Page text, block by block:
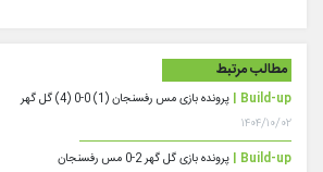
مطالب مرتبط
Build-up | پرونده بازی مس رفسنجان (1) 0-0 (4) گل گهر
۱۴۰۴/۱۰/۰۲
Build-up | پرونده بازی گل گهر 2-0 مس رفسنجان